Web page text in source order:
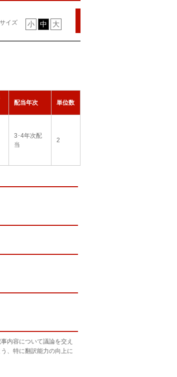
イズ 小 中 大
配当年次 単位数
3･4年次配
当
2
内容について議論を交え
、特に翻訳能力の向上に